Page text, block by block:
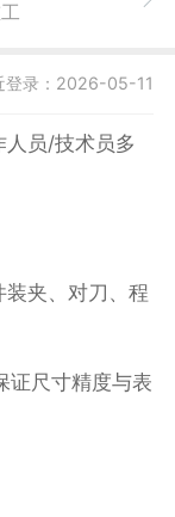
登录：2026-05-11
人员/技术员多
装夹、对刀、程
证尺寸精度与表